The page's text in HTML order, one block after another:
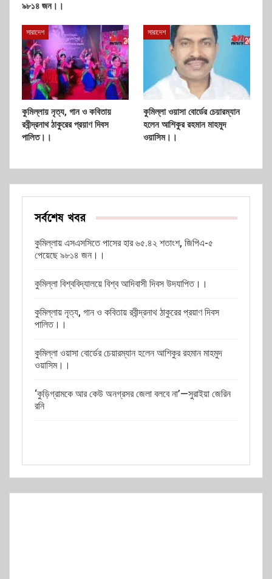
৯৮১৪ জন।।
সারাদেশ
কুমিল্লায় নৃত্য, গান ও কবিতায়
রবীন্দ্রনাথ ঠাকুরের প্রয়াণ দিবস
পালিত।।
সারাদেশ
কুমিল্লা ওয়াসা বোর্ডের চেয়ারম্যান
হলেন আশিকুর রহমান মাহমুদ
ওয়াসিম।।
সর্বশেষ খবর
কুমিল্লায় এসএসসিতে পাসের হার ৬৫.৪২ শতাংশ, জিপিএ-৫
পেয়েছে ৯৮১৪ জন।।
কুমিল্লা বিশ্ববিদ্যালয়ে বিশ্ব আদিবাসী দিবস উদযাপিত।।
কুমিল্লায় নৃত্য, গান ও কবিতায় রবীন্দ্রনাথ ঠাকুরের প্রয়াণ দিবস
পালিত।।
কুমিল্লা ওয়াসা বোর্ডের চেয়ারম্যান হলেন আশিকুর রহমান মাহমুদ
ওয়াসিম।।
‘কুড়িগ্রামকে আর কেউ অনগ্রসর জেলা বলবে না’—সুরাইয়া জেরিন
রনি